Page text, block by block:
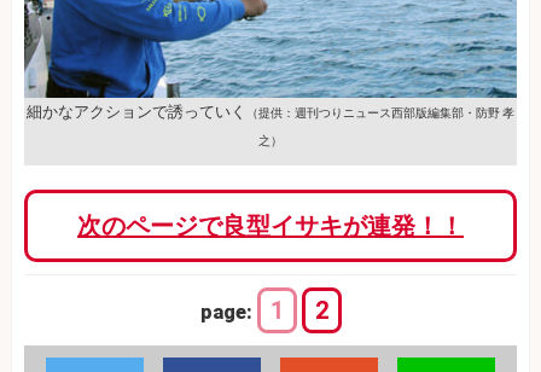
細かなアクションで誘っていく （提供：週刊つりニュース西部版編集部・防野 孝
之）
次のページで良型イサキが連発！！
page: 1 2